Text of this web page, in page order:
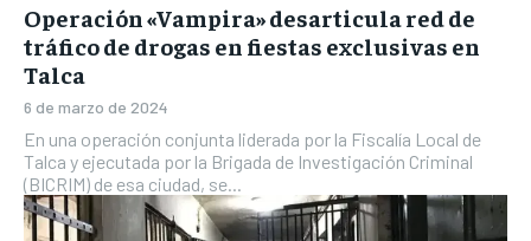
Operación «Vampira» desarticula red de
tráfico de drogas en fiestas exclusivas en
Talca
6 de marzo de 2024
En una operación conjunta liderada por la Fiscalía Local de
Talca y ejecutada por la Brigada de Investigación Criminal
(BICRIM) de esa ciudad, se...